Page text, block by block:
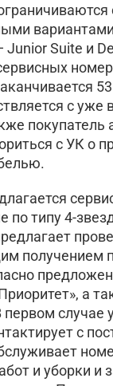
Suite и
с уже
покупатель
с УК о
по типу 4-
получением
а
первом
с
и уборки и